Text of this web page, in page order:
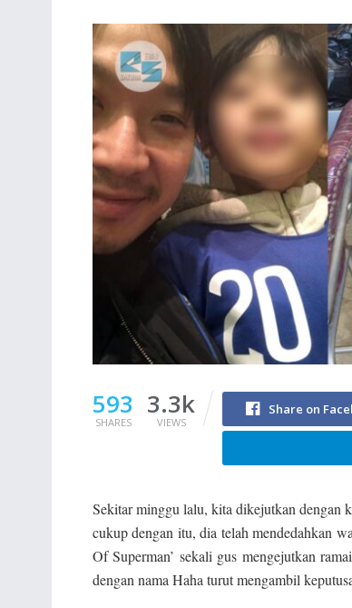
593
SHARES
3.3k
VIEWS
Share on
Sekitar minggu lalu, kita dikejutkan dengan
cukup dengan itu, dia telah mendedahkan
Of Superman’ sekali gus mengejutkan
dengan nama Haha turut mengambil